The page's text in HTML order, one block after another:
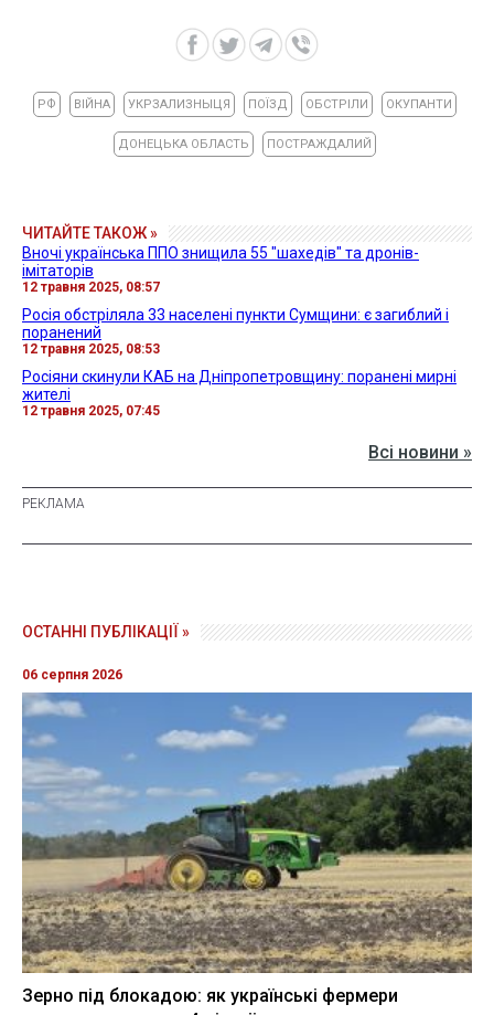
РФ ВІЙНА УКРЗАЛИЗНЫЦЯ ПОЇЗД ОБСТРІЛИ ОКУПАНТИ
ДОНЕЦЬКА ОБЛАСТЬ ПОСТРАЖДАЛИЙ
ЧИТАЙТЕ ТАКОЖ »
Вночі українська ППО знищила 55 "шахедів" та дронів-
імітаторів
12 травня 2025, 08:57
Росія обстріляла 33 населені пункти Сумщини: є загиблий і
поранений
12 травня 2025, 08:53
Росіяни скинули КАБ на Дніпропетровщину: поранені мирні
жителі
12 травня 2025, 07:45
Всі новини »
ОСТАННІ ПУБЛІКАЦІЇ »
06 серпня 2026
Зерно під блокадою: як українські фермери